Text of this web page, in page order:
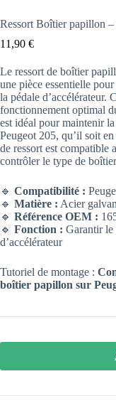
Ressort Boîtier papillon
11,90 €
Le ressort de boîtier
une pièce essentielle
la pédale d’accélérateur.
fonctionnement optimal
est idéal pour maintenir
Peugeot 205, qu’il soit
de ressort est compatible
contrôler le type de
🔹 Compatibilité :
🔹 Matière : Acier
🔹 Référence OEM :
🔹 Fonction : Garantir le
d’accélérateur
Tutoriel de montage :
boîtier papillon sur